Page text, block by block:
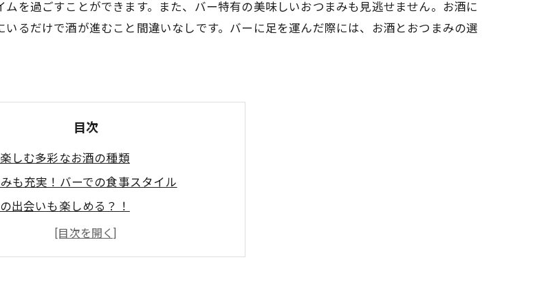
を過ごすことができます。また、バー特有の美味しいおつまみも見逃せません。お酒に
るだけで酒が進むこと間違いなしです。バーに足を運んだ際には、お酒とおつまみの選
目次
しむ多彩なお酒の種類
も充実！バーでの食事スタイル
出会いも楽しめる？！
ウンターに座って楽しむ夜
なバーで素敵な時間を過ごそう